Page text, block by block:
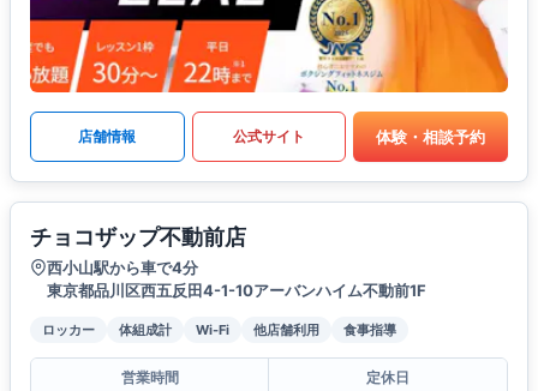
店舗情報 公式サイト 体験・相談予約
チョコザップ不動前店
西小山駅から車で4分
東京都品川区西五反田4-1-10アーバンハイム不動前1F
ロッカー 体組成計 Wi-Fi 他店舗利用 食事指導
営業時間
定休日